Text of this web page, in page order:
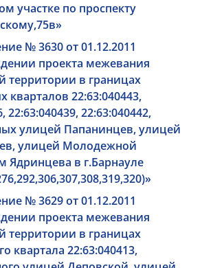
участке по проспекту
№ 3630 от 01.12.2011
проекта межевания
территории в границах
кварталов 22:63:040443,
22:63:040439, 22:63:040442,
улицей Папанинцев, улицей
улицей Молодежной
Ядринцева в г.Барнауле
№ 3629 от 01.12.2011
проекта межевания
территории в границах
квартала 22:63:040413,